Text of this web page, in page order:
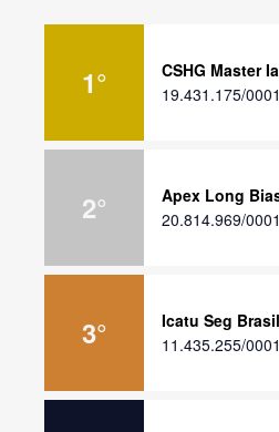
1°
CSHG Master
19.431.175/
2°
Apex Long
20.814.969/
3°
Icatu Seg
11.435.255/